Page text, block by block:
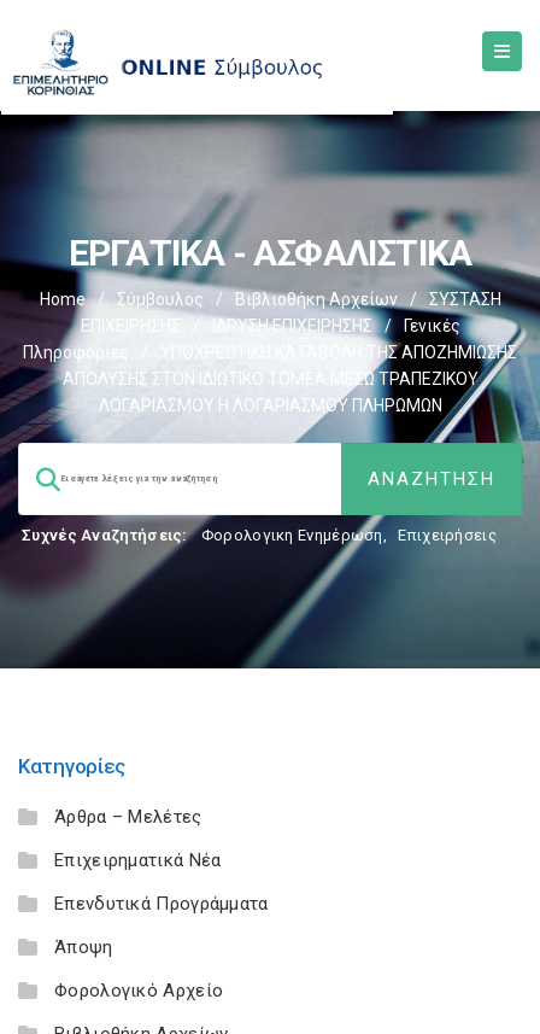
ΕΡΓΑΤΙΚΑ - ΑΣΦΑΛΙΣΤΙΚΑ
Home / Σύμβουλος / Βιβλιοθήκη Αρχείων /
ΣΥΣΤΑΣΗ
ΕΠΙΧΕΙΡΗΣΗΣ
/ ΙΔΡΥΣΗ ΕΠΙΧΕΙΡΗΣΗΣ /
Γενικές
Πληροφορίες
YΠΟΧΡΕΩΤΙΚΗ ΚΑΤΑΒΟΛΗ ΤΗΣ ΑΠΟΖΗΜΙΩΣΗΣ
ΑΠΟΛΥΣΗΣ ΣΤΟΝ ΙΔΙΩΤΙΚΟ ΤΟΜΕΑ ΜΕΣΩ ΤΡΑΠΕΖΙΚΟΥ
ΛΟΓΑΡΙΑΣΜΟΥ Η ΛΟΓΑΡΙΑΣΜΟΥ ΠΛΗΡΩΜΩΝ
Συχνές Αναζητήσεις: Φορολογικη Ενημέρωση, Επιχειρήσεις
Κατηγορίες
Άρθρα – Μελέτες
Επιχειρηματικά Νέα
Επενδυτικά Προγράμματα
Άποψη
Φορολογικό Αρχείο